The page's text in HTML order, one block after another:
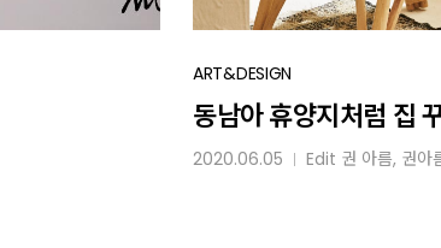
동남아
휴양지처럼
꾸미기
ART&DESIGN
동남아 휴양지처럼 집
2020.06.05 Edit 권 아름, 권아